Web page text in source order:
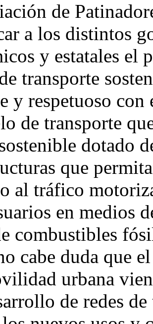
de
a los distintos
y estatales el
transporte
y respetuoso
de transporte
dotado
que
al tráfico
en medios
combustibles
cabe duda que
urbana
de redes